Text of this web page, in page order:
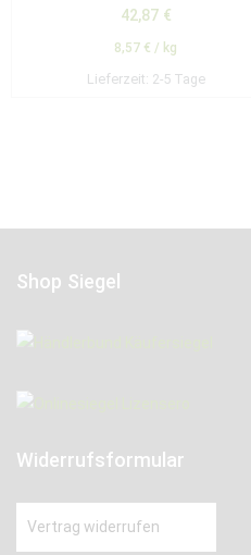
42,87 €
8,57 € / kg
Lieferzeit: 2-5 Tage
Shop Siegel
Widerrufsformular
Vertrag widerrufen